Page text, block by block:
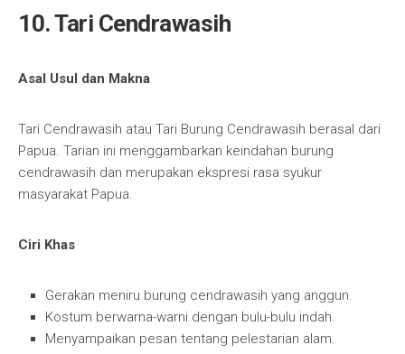
10. Tari Cendrawasih
Asal Usul dan Makna
Tari Cendrawasih atau Tari Burung Cendrawasih berasal dari
Papua. Tarian ini menggambarkan keindahan burung
cendrawasih dan merupakan ekspresi rasa syukur
masyarakat Papua.
Ciri Khas
Gerakan meniru burung cendrawasih yang anggun.
Kostum berwarna-warni dengan bulu-bulu indah.
Menyampaikan pesan tentang pelestarian alam.